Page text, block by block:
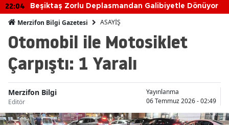
22:04 Beşiktaş Zorlu Deplasmandan Galibiyetle Dönüyor
Merzifon Bilgi Gazetesi ASAYİŞ
Otomobil ile Motosiklet
Çarpıştı: 1 Yaralı
Merzifon Bilgi
Editör
Yayınlanma
06 Temmuz 2026 - 02:49